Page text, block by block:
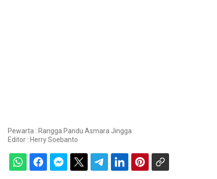
Pewarta : Rangga Pandu Asmara Jingga
Editor : Herry Soebanto